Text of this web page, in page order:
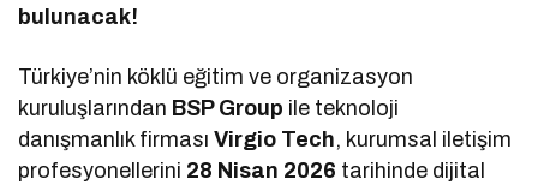
bulunacak!
Türkiye’nin köklü eğitim ve organizasyon
kuruluşlarından BSP Group ile teknoloji
danışmanlık firmasıVirgio Tech, kurumsal iletişim
profesyonellerini 28 Nisan 2026 tarihinde dijital